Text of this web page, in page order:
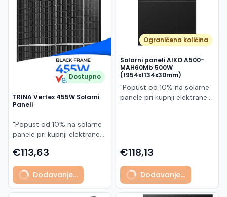
Dostupno
TRINA Vertex 455W Solarni
Paneli
"Popust od 10% na solarne
panele pri kupnji elektrane
Model TSM-455NEG9R.28
predstavlja napredni
glass/glass N-type solarni
modul s visokom
učinkovitošću, dugim
€113,63
Dodavanje...
Ograničena količina
Solarni paneli AIKO A500-
MAH60Mb 500W
(1954x1134x30mm)
"Popust od 10% na solarne
panele pri kupnji elektrane
500 W iz Neostar 2S serije,
baziran na naprednoj N-
type ABC (All Back Contact)
tehnologiji. Ovaj panel je
namijenjen za moderne
€118,13
Dodavanje...